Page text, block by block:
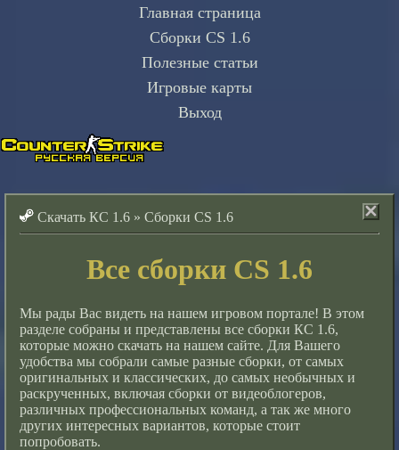
Главная страница
Сборки CS 1.6
Полезные статьи
Игровые карты
Выход
Скачать КС 1.6 »Сборки CS 1.6
Все сборки CS 1.6
Мы рады Вас видеть на нашем игровом портале! В этом
разделе собраны и представлены все сборки КС 1.6,
которые можно скачать на нашем сайте. Для Вашего
удобства мы собрали самые разные сборки, от самых
оригинальных и классических, до самых необычных и
раскрученных, включая сборки от видеоблогеров,
различных профессиональных команд, а так же много
других интересных вариантов, которые стоит
попробовать.